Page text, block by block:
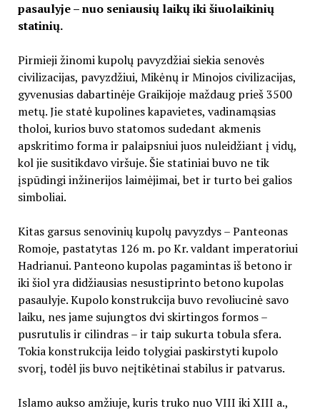
pasaulyje – nuo seniausių laikų iki šiuolaikinių
statinių.
Pirmieji žinomi kupolų pavyzdžiai siekia senovės
civilizacijas, pavyzdžiui, Mikėnų ir Minojos civilizacijas,
gyvenusias dabartinėje Graikijoje maždaug prieš 3500
metų. Jie statė kupolines kapavietes, vadinamąsias
tholoi, kurios buvo statomos sudedant akmenis
apskritimo forma ir palaipsniui juos nuleidžiant į vidų,
kol jie susitikdavo viršuje. Šie statiniai buvo ne tik
įspūdingi inžinerijos laimėjimai, bet ir turto bei galios
simboliai.
Kitas garsus senovinių kupolų pavyzdys – Panteonas
Romoje, pastatytas 126 m. po Kr. valdant imperatoriui
Hadrianui. Panteono kupolas pagamintas iš betono ir
iki šiol yra didžiausias nesustiprinto betono kupolas
pasaulyje. Kupolo konstrukcija buvo revoliucinė savo
laiku, nes jame sujungtos dvi skirtingos formos –
pusrutulis ir cilindras – ir taip sukurta tobula sfera.
Tokia konstrukcija leido tolygiai paskirstyti kupolo
svorį, todėl jis buvo neįtikėtinai stabilus ir patvarus.
Islamo aukso amžiuje, kuris truko nuo VIII iki XIII a.,